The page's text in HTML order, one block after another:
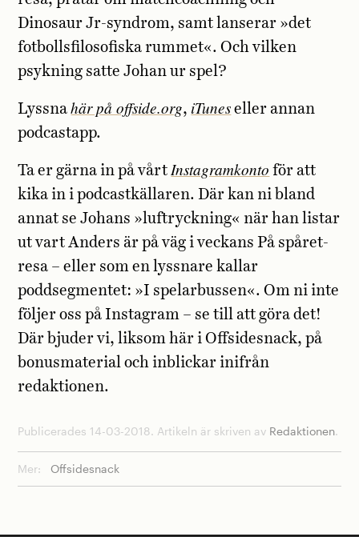
Dinosaur Jr-syndrom, samt lanserar »det
fotbollsfilosofiska rummet«. Och vilken
psykning satte Johan ur spel?
Lyssnahär på offside.org, iTunes eller annan
podcastapp.
Ta er gärna in på vårtInstagramkonto för att
kika in i podcastkällaren. Där kan ni bland
annat se Johans »luftryckning« när han listar
ut vart Anders är på väg i veckans På spåret-
resa – eller som en lyssnare kallar
poddsegmentet: »I spelarbussen«. Om ni inte
följer oss på Instagram – se till att göra det!
Där bjuder vi, liksom här i Offsidesnack, på
bonusmaterial och inblickar inifrån
redaktionen.
Publicerades 14-03-2018. Artikeln är skriven av Redaktionen.
Mer: Offsidesnack